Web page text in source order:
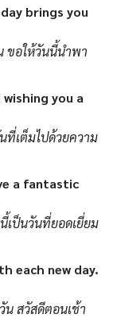
brings you
ขอให้วันนี้นำพา
you a
เต็มไปด้วยความ
a fantastic
เป็นวันที่ยอดเยี่ยม
each new day.
น สวัสดีตอนเช้า